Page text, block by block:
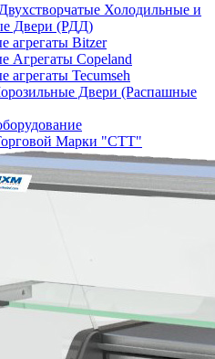
Холодильные и
Двери (РДД)
агрегаты Bitzer
Агрегаты Copeland
агрегаты Tecumseh
Двери (Распашные
Марки "СТТ"